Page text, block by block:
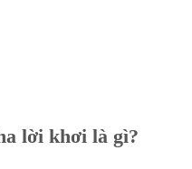
lời khơi là gì?